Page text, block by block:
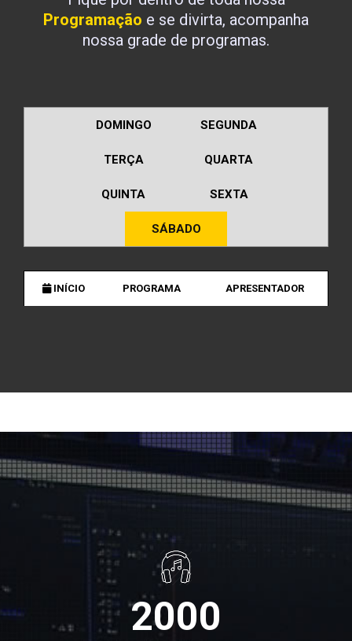
Programação e se divirta, acompanha
nossa grade de programas.
DOMINGO SEGUNDA
TERÇA QUARTA
QUINTA SEXTA
SÁBADO
INÍCIO PROGRAMA APRESENTADOR
2000